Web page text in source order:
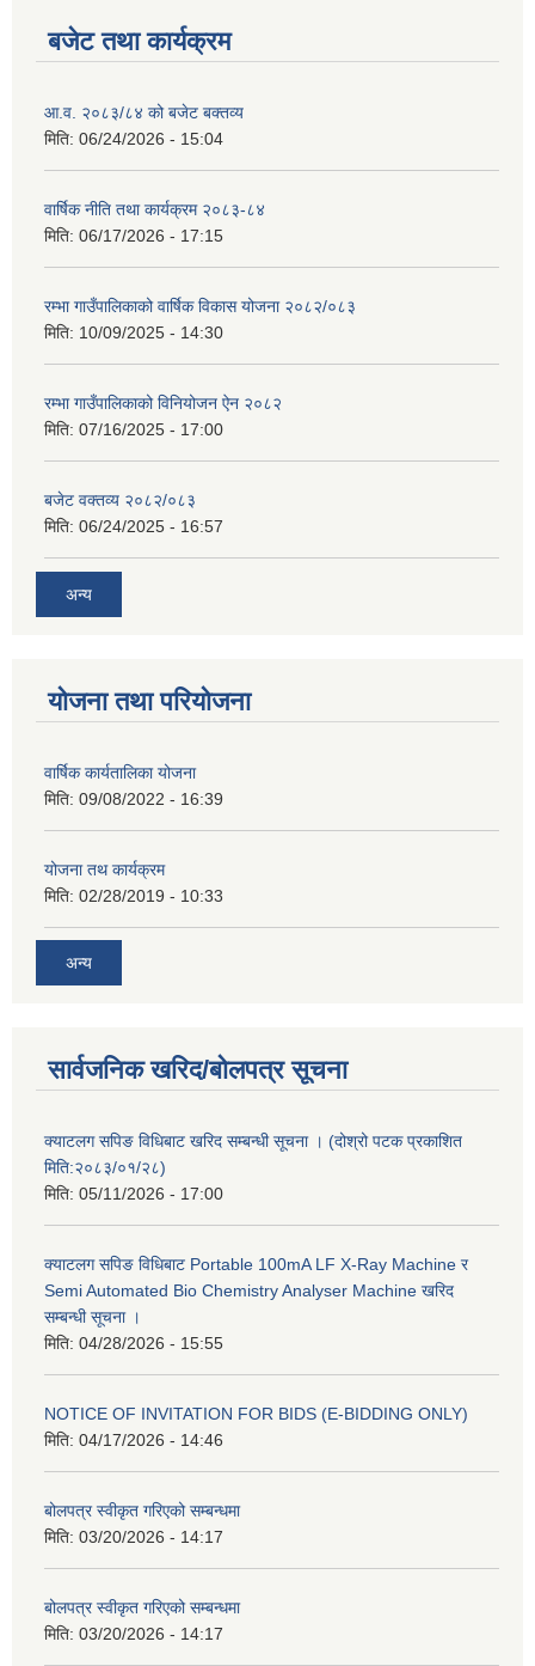
बजेट तथा कार्यक्रम
आ.व. २०८३/८४ को बजेट बक्तव्य
मिति: 06/24/2026 - 15:04
वार्षिक नीति तथा कार्यक्रम २०८३-८४
मिति: 06/17/2026 - 17:15
रम्भा गाउँपालिकाको वार्षिक विकास योजना २०८२/०८३
मिति: 10/09/2025 - 14:30
रम्भा गाउँपालिकाको विनियोजन ऐन २०८२
मिति: 07/16/2025 - 17:00
बजेट वक्तव्य २०८२/०८३
मिति: 06/24/2025 - 16:57
अन्य
योजना तथा परियोजना
वार्षिक कार्यतालिका योजना
मिति: 09/08/2022 - 16:39
योजना तथ कार्यक्रम
मिति: 02/28/2019 - 10:33
अन्य
सार्वजनिक खरिद/बोलपत्र सूचना
क्याटलग सपिङ विधिबाट खरिद सम्बन्धी सूचना । (दोश्रो पटक प्रकाशित
मिति:२०८३/०१/२८)
मिति: 05/11/2026 - 17:00
क्याटलग सपिङ विधिबाट Portable 100mA LF X-Ray Machine र
Semi Automated Bio Chemistry Analyser Machine खरिद
सम्बन्धी सूचना ।
मिति: 04/28/2026 - 15:55
NOTICE OF INVITATION FOR BIDS (E-BIDDING ONLY)
मिति: 04/17/2026 - 14:46
बोलपत्र स्वीकृत गरिएको सम्बन्धमा
मिति: 03/20/2026 - 14:17
बोलपत्र स्वीकृत गरिएको सम्बन्धमा
मिति: 03/20/2026 - 14:17